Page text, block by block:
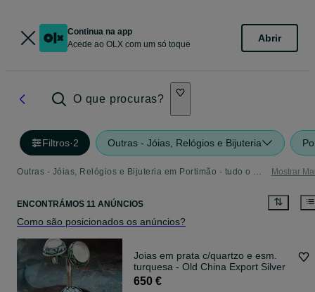
Continua na app
Acede ao OLX com um só toque
Abrir
O que procuras?
Filtros·2 Outras - Jóias, Relógios e Bijuteria
Outras - Jóias, Relógios e Bijuteria em Portimão - tudo o que precisa Mostrar
ENCONTRÁMOS 11 ANÚNCIOS
Como são posicionados os anúncios?
Joias em prata c/quartzo e esm.
turquesa - Old China Export Silver
650 €